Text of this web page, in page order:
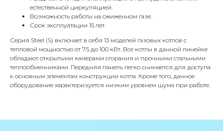
естественной циркуляцией.
Возможность работы на сжиженном газе.
Срок эксплуатации 15 лет.
Серия Steel (S) включает в себя 13 моделей газовых котлов с
тепловой мощностью от 7.5 до 100 кВт. Все котлы в данной линейке
обладают открытыми камерами сгорания и прочными стальными
теплообменниками. Передняя панель легко снимается для доступа
к основным элементам конструкции котла. Кроме того, данное
оборудование характеризуется низким уровнем шума при работе.
Г.Москва Волоколамское шоссе,
71/22к2
Пн-вс с 9:00 до 18:00
Телефон
8 495 233-79-79
8 985 233-79-79